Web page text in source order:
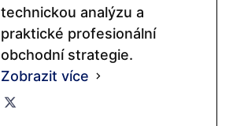
technickou analýzu a
praktické profesionální
obchodní strategie.
Zobrazit více